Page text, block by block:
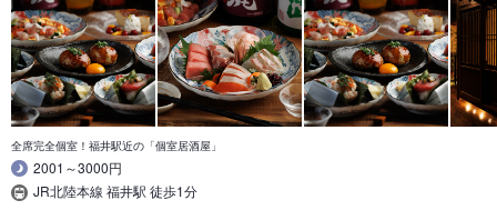
全席完全個室！福井駅近の「個室居酒屋」
2001～3000円
JR北陸本線 福井駅 徒歩1分